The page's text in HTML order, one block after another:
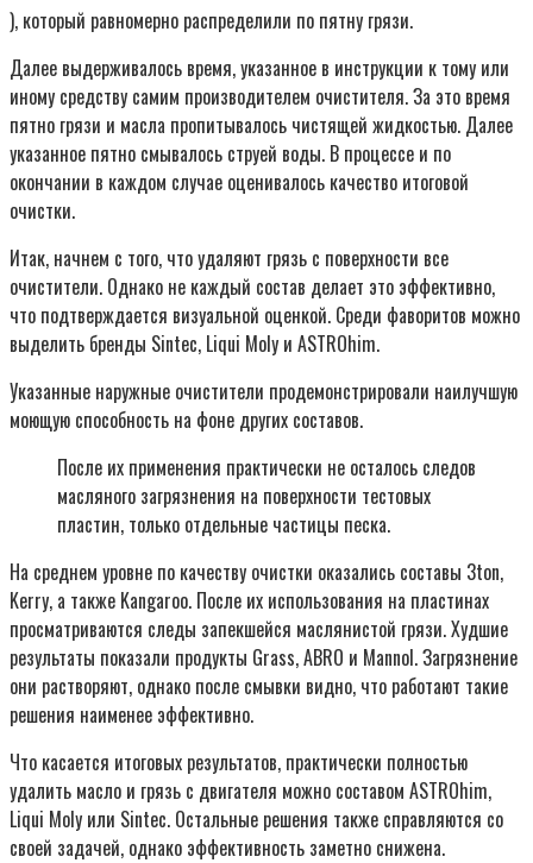
), который равномерно распределили по пятну грязи.
Далее выдерживалось время, указанное в инструкции к тому или
иному средству самим производителем очистителя. За это время
пятно грязи и масла пропитывалось чистящей жидкостью. Далее
указанное пятно смывалось струей воды. В процессе и по
окончании в каждом случае оценивалось качество итоговой
очистки.
Итак, начнем с того, что удаляют грязь с поверхности все
очистители. Однако не каждый состав делает это эффективно,
что подтверждается визуальной оценкой. Среди фаворитов можно
выделить бренды Sintec, Liqui Moly и ASTROhim.
Указанные наружные очистители продемонстрировали наилучшую
моющую способность на фоне других составов.
После их применения практически не осталось следов
масляного загрязнения на поверхности тестовых
пластин, только отдельные частицы песка.
На среднем уровне по качеству очистки оказались составы 3ton,
Kerry, а также Kangaroo. После их использования на пластинах
просматриваются следы запекшейся маслянистой грязи. Худшие
результаты показали продукты Grass, ABRO и Mannol. Загрязнение
они растворяют, однако после смывки видно, что работают такие
решения наименее эффективно.
Что касается итоговых результатов, практически полностью
удалить масло и грязь с двигателя можно составом ASTROhim,
Liqui Moly или Sintec. Остальные решения также справляются со
своей задачей, однако эффективность заметно снижена.